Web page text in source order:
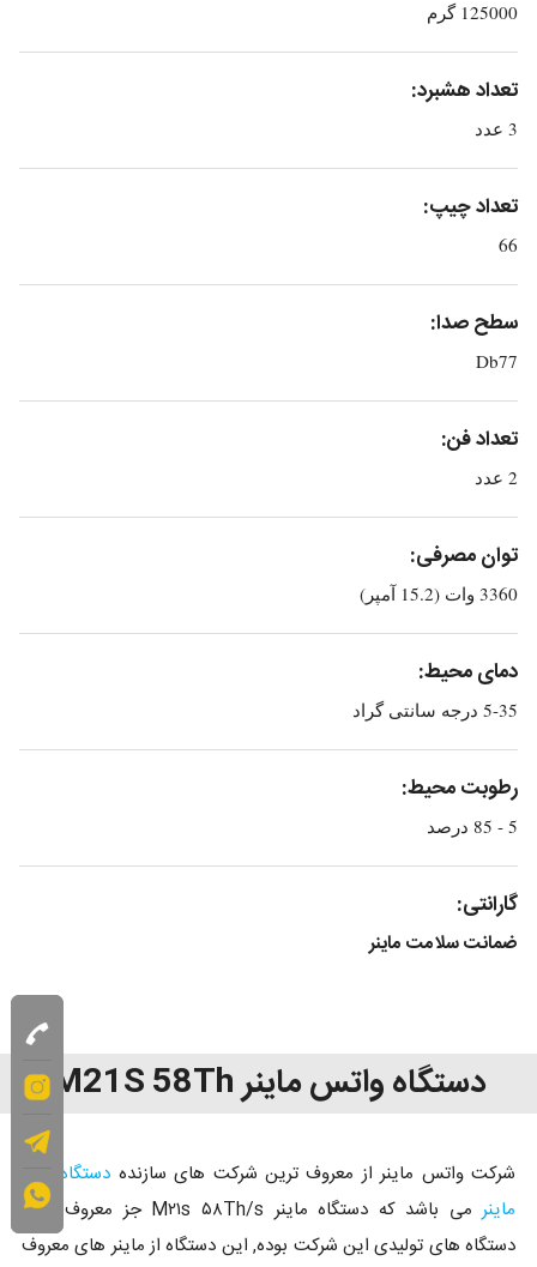
125000 گرم
تعداد هشبرد:
3 عدد
تعداد چیپ:
66
سطح صدا:
Db77
تعداد فن:
2 عدد
توان مصرفی:
3360 وات (15.2 آمپر)
دمای محیط:
5-35 درجه سانتی گراد
رطوبت محیط:
5 - 85 درصد
گارانتی:
ضمانت سلامت ماینر
دستگاه واتس ماینر M21S 58Th
شرکت واتس ماینر از معروف ترین شرکت های سازنده دستگاه های
ماینر
می باشد که دستگاه ماینر M۲۱s ۵۸Th/s جز معروف ترین
دستگاه های تولیدی این شرکت بوده, این دستگاه از ماینر های معروف